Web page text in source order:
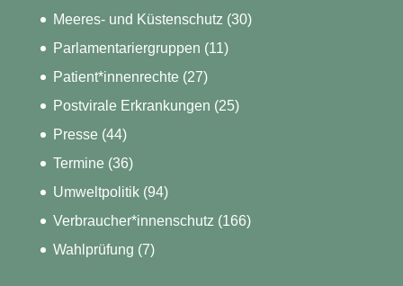
Meeres- und Küstenschutz (30)
Parlamentariergruppen (11)
Patient*innenrechte(27)
Postvirale Erkrankungen (25)
Presse(44)
Termine(36)
Umweltpolitik(94)
Verbraucher*innenschutz (166)
Wahlprüfung (7)